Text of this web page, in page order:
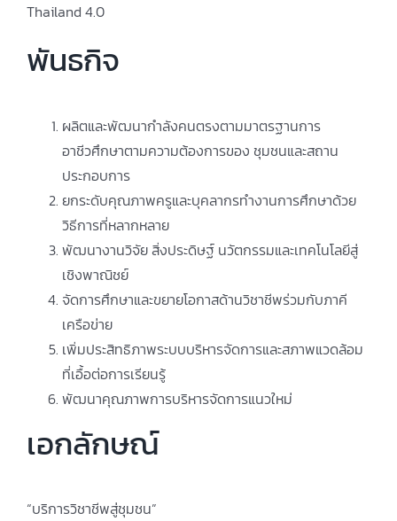
Thailand 4.0
พันธกิจ
ผลิตและพัฒนากำลังคนตรงตามมาตรฐานการ
อาชีวศึกษาตามความต้องการของ ชุมชนและสถาน
ประกอบการ
ยกระดับคุณภาพครูและบุคลากรทำงานการศึกษาด้วย
วิธีการที่หลากหลาย
พัฒนางานวิจัย สิ่งประดิษฐ์ นวัตกรรมและเทคโนโลยีสู่
เชิงพาณิชย์
จัดการศึกษาและขยายโอกาสด้านวิชาชีพร่วมกับภาคี
เครือข่าย
เพิ่มประสิทธิภาพระบบบริหารจัดการและสภาพแวดล้อม
ที่เอื้อต่อการเรียนรู้
พัฒนาคุณภาพการบริหารจัดการแนวใหม่
เอกลักษณ์
“บริการวิชาชีพสู่ชุมชน”